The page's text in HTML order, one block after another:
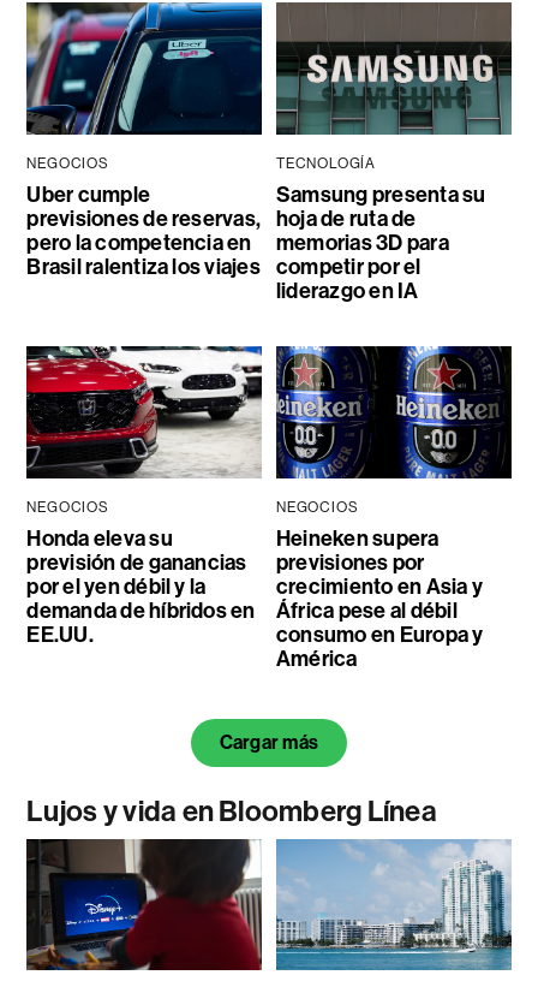
NEGOCIOS
Uber cumple
previsiones de reservas,
pero la competencia en
Brasil ralentiza los viajes
TECNOLOGÍA
Samsung presenta su
hoja de ruta de
memorias 3D para
competir por el
liderazgo en IA
NEGOCIOS
Honda eleva su
previsión de ganancias
por el yen débil y la
demanda de híbridos en
EE.UU.
NEGOCIOS
Heineken supera
previsiones por
crecimiento en Asia y
África pese al débil
consumo en Europa y
América
Cargar más
Lujos y vida en Bloomberg Línea